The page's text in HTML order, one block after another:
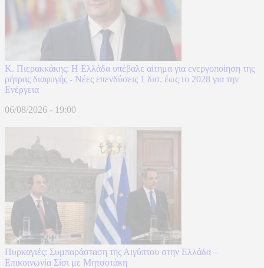
Κ. Πιερακκάκης: Η Ελλάδα υπέβαλε αίτημα για ενεργοποίηση της
ρήτρας διαφυγής - Νέες επενδύσεις 1 δισ. έως το 2028 για την
Ενέργεια
06/08/2026 - 19:00
Πυρκαγιές: Συμπαράσταση της Αιγύπτου στην Ελλάδα –
Επικοινωνία Σίσι με Μητσοτάκη